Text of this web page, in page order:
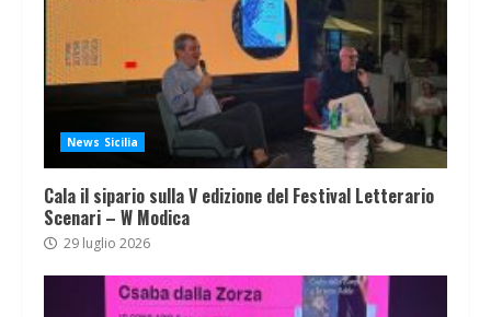
News Sicilia
Cala il sipario sulla V edizione del Festival Letterario
Scenari – W Modica
29 luglio 2026